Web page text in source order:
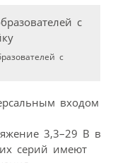
с
входом
3,3–29 В в
серий имеют